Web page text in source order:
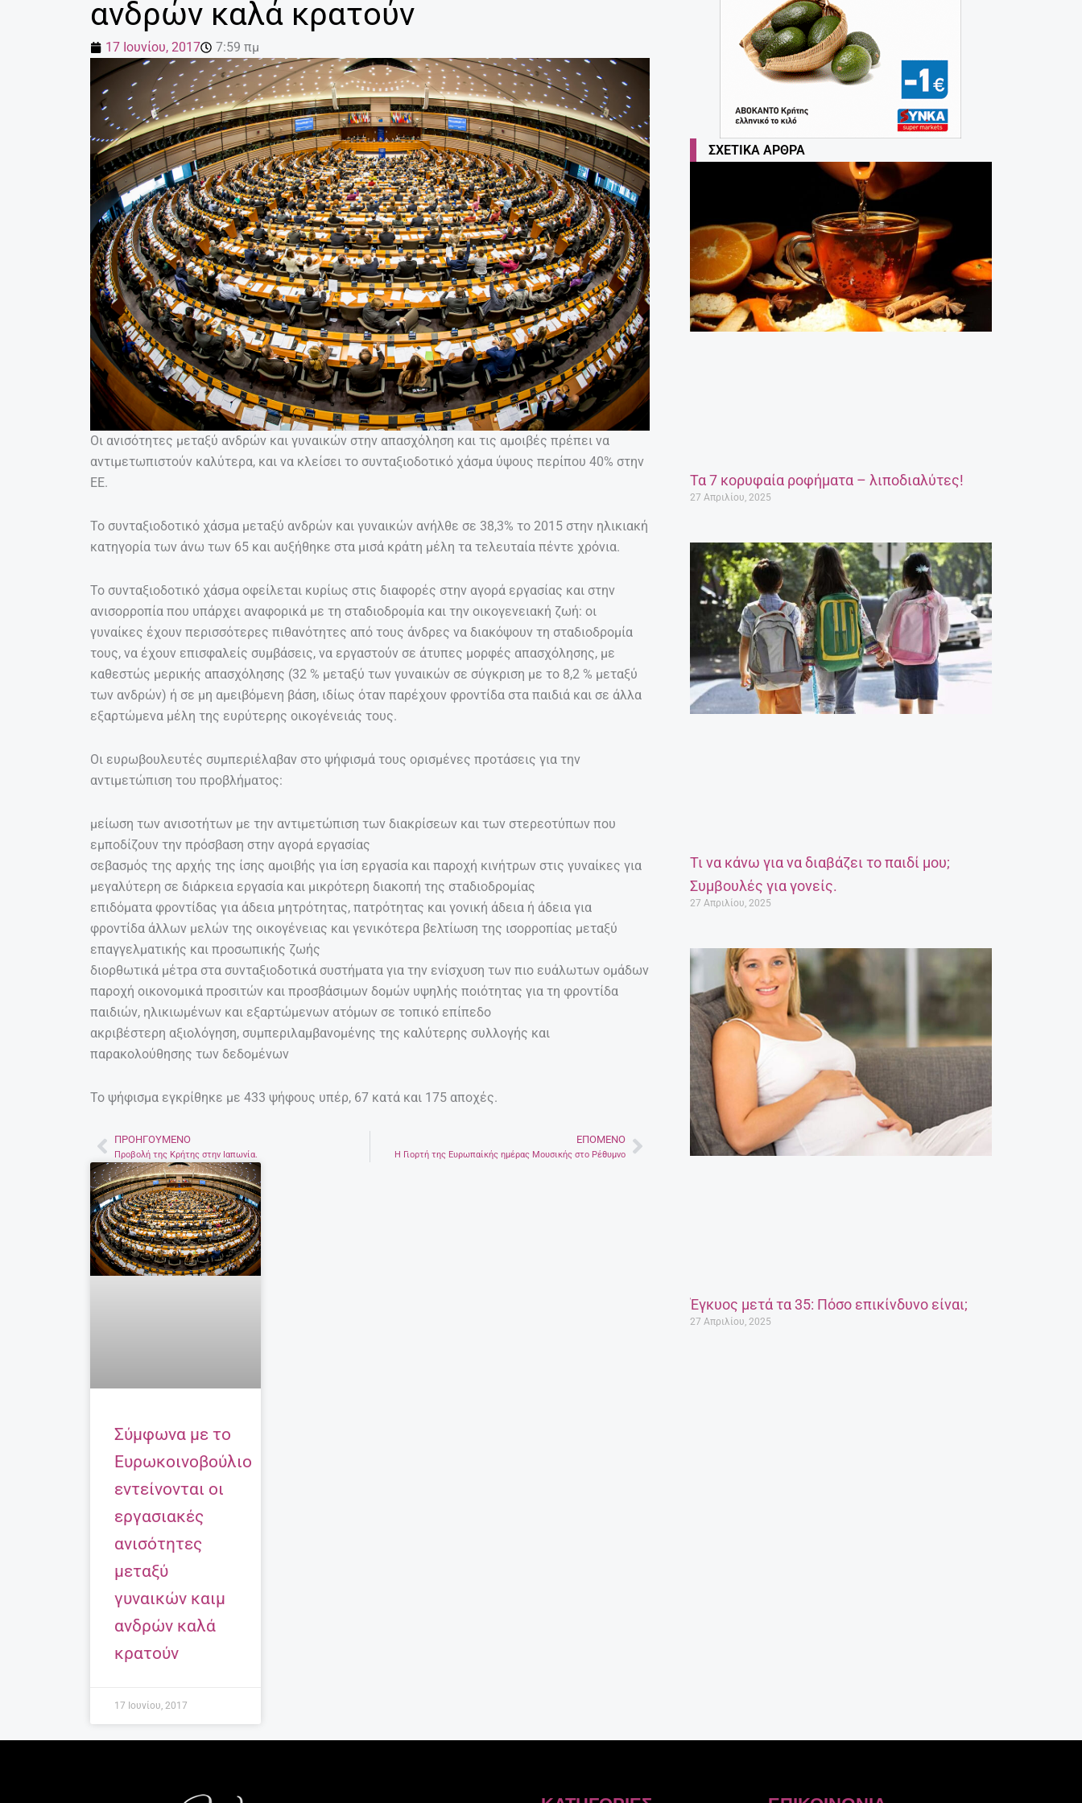
ανδρών καλά κρατούν
17 Ιουνίου, 2017 7:59 πμ
Οι ανισότητες μεταξύ ανδρών και γυναικών στην απασχόληση και τις αμοιβές πρέπει να
αντιμετωπιστούν καλύτερα, και να κλείσει το συνταξιοδοτικό χάσμα ύψους περίπου 40% στην
ΕΕ.
Το συνταξιοδοτικό χάσμα μεταξύ ανδρών και γυναικών ανήλθε σε 38,3% το 2015 στην ηλικιακή
κατηγορία των άνω των 65 και αυξήθηκε στα μισά κράτη μέλη τα τελευταία πέντε χρόνια.
Το συνταξιοδοτικό χάσμα οφείλεται κυρίως στις διαφορές στην αγορά εργασίας και στην
ανισορροπία που υπάρχει αναφορικά με τη σταδιοδρομία και την οικογενειακή ζωή: οι
γυναίκες έχουν περισσότερες πιθανότητες από τους άνδρες να διακόψουν τη σταδιοδρομία
τους, να έχουν επισφαλείς συμβάσεις, να εργαστούν σε άτυπες μορφές απασχόλησης, με
καθεστώς μερικής απασχόλησης (32 % μεταξύ των γυναικών σε σύγκριση με το 8,2 % μεταξύ
των ανδρών) ή σε μη αμειβόμενη βάση, ιδίως όταν παρέχουν φροντίδα στα παιδιά και σε άλλα
εξαρτώμενα μέλη της ευρύτερης οικογένειάς τους.
Οι ευρωβουλευτές συμπεριέλαβαν στο ψήφισμά τους ορισμένες προτάσεις για την
αντιμετώπιση του προβλήματος:
μείωση των ανισοτήτων με την αντιμετώπιση των διακρίσεων και των στερεοτύπων που
εμποδίζουν την πρόσβαση στην αγορά εργασίας
σεβασμός της αρχής της ίσης αμοιβής για ίση εργασία και παροχή κινήτρων στις γυναίκες για
μεγαλύτερη σε διάρκεια εργασία και μικρότερη διακοπή της σταδιοδρομίας
επιδόματα φροντίδας για άδεια μητρότητας, πατρότητας και γονική άδεια ή άδεια για
φροντίδα άλλων μελών της οικογένειας και γενικότερα βελτίωση της ισορροπίας μεταξύ
επαγγελματικής και προσωπικής ζωής
διορθωτικά μέτρα στα συνταξιοδοτικά συστήματα για την ενίσχυση των πιο ευάλωτων ομάδων
παροχή οικονομικά προσιτών και προσβάσιμων δομών υψηλής ποιότητας για τη φροντίδα
παιδιών, ηλικιωμένων και εξαρτώμενων ατόμων σε τοπικό επίπεδο
ακριβέστερη αξιολόγηση, συμπεριλαμβανομένης της καλύτερης συλλογής και
παρακολούθησης των δεδομένων
Το ψήφισμα εγκρίθηκε με 433 ψήφους υπέρ, 67 κατά και 175 αποχές.
Prev
ΠΡΟΗΓΟΎΜΕΝΟ
Προβολή της Κρήτης στην Ιαπωνία.
ΕΠΌΜΕΝΟ
H Γιορτή της Ευρωπαίκής ημέρας Μουσικής στο ΡέθυμνοNext
Σύμφωνα με το
Ευρωκοινοβούλιο
εντείνονται οι
εργασιακές
ανισότητες
μεταξύ
γυναικών καιμ
ανδρών καλά
κρατούν
17 Ιουνίου, 2017
ΣΧΕΤΙΚΆ ΆΡΘΡΑ
Τα 7 κορυφαία ροφήματα – λιποδιαλύτες!
27 Απριλίου, 2025
Τι να κάνω για να διαβάζει το παιδί μου;
Συμβουλές για γονείς.
27 Απριλίου, 2025
Έγκυος μετά τα 35: Πόσο επικίνδυνο είναι;
27 Απριλίου, 2025